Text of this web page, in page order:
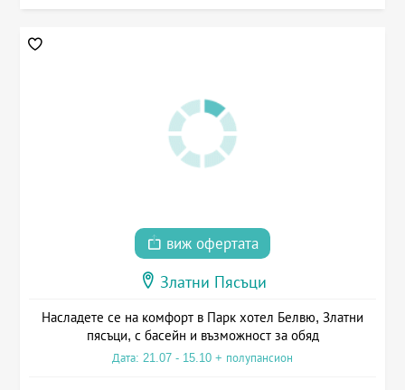
виж офертата
Златни Пясъци
Насладете се на комфорт в Парк хотел Белвю, Златни
пясъци, с басейн и възможност за обяд
Дата: 21.07 - 15.10 + полупансион